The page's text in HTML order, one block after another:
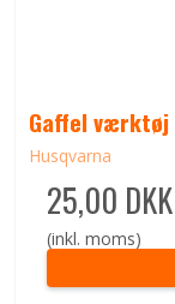
Gaffel værktøj
Husqvarna
25,00 DKK
(inkl. moms)